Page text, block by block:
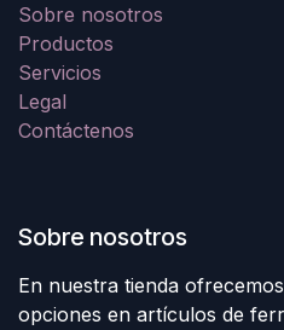
Sobre nosotros
Productos
Servicios
Legal
Contáctenos
Sobre nosotros
En nuestra tienda
opciones en artículos de